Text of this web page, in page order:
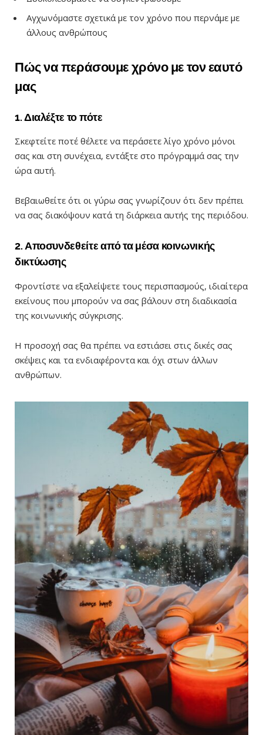
Αγχωνόμαστε σχετικά με τον χρόνο που περνάμε με
άλλους ανθρώπους
Πώς να περάσουμε χρόνο με τον εαυτό
μας
1. Διαλέξτε το πότε
Σκεφτείτε ποτέ θέλετε να περάσετε λίγο χρόνο μόνοι
σας και στη συνέχεια, εντάξτε στο πρόγραμμά σας την
ώρα αυτή.
Βεβαιωθείτε ότι οι γύρω σας γνωρίζουν ότι δεν πρέπει
να σας διακόψουν κατά τη διάρκεια αυτής της περιόδου.
2. Αποσυνδεθείτε από τα μέσα κοινωνικής
δικτύωσης
Φροντίστε να εξαλείψετε τους περισπασμούς, ιδιαίτερα
εκείνους που μπορούν να σας βάλουν στη διαδικασία
της κοινωνικής σύγκρισης.
Η προσοχή σας θα πρέπει να εστιάσει στις δικές σας
σκέψεις και τα ενδιαφέροντα και όχι στων άλλων
ανθρώπων.